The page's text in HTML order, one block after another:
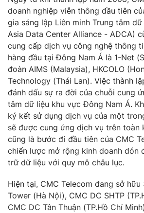
Tư vấn
Chuyên mục khác
Emagazine Podcast
Photo
Video Shorts
VTV Money VTV Thể
VTV Sức khoẻ Bất
VTV4 Vươn
doanh nghiệp viễn thông đầu tiên
gia sáng lập Liên minh Trung tâm
Asia Data Center Alliance - ADCA)
cung cấp dịch vụ công nghệ thông
hàng đầu tại Đông Nam Á là 1-Net
đoàn AIMS (Malaysia), HKCOLO
Technology (Thái Lan). Việc thành
đánh dấu sự ra đời của chuỗi cung
tâm dữ liệu khu vực Đông Nam Á.
ký kết sử dụng dịch vụ của một
sẽ được cung ứng dịch vụ trên toàn
cũng là bước đi đầu tiên của CMC
chiến lược mở rộng kinh doanh đón
trữ dữ liệu với quy mô châu lục.
Hiện tại, CMC Telecom đang sở hữu
Tower (Hà Nội), CMC DC SHTP
CMC DC Tân Thuận (TP.Hồ Chí